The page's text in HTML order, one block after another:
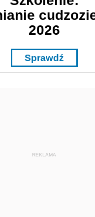
2026
Sprawdź
REKLAMA